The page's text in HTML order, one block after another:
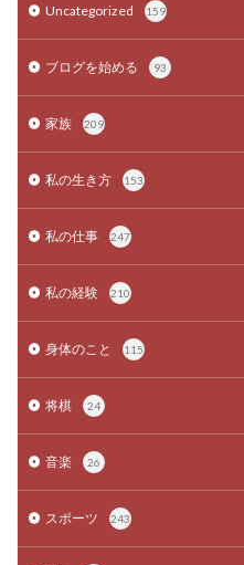
Uncategorized 159
ブログを始める 93
家族 209
私の生き方 153
私の仕事 247
私の経験 210
身体のこと 115
将棋 24
音楽 26
スポーツ 243